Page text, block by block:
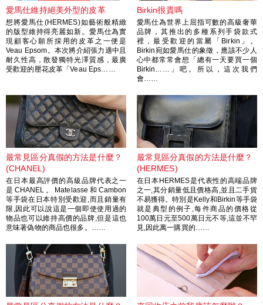
愛馬仕維持絕美外型的皮革
想將愛馬仕(HERMES)如藝術般精緻
的版型維持得亮麗如新。愛馬仕為實
現顧客心願所採用的皮革之一便是
Veau Epsom。本次將介紹張力適中且
耐久性高，散發獨特光澤質感，最廣
受歡迎的壓花皮革「Veau Eps……
Birkin很貴嗎
愛馬仕為世界上屈指可數的高級奢華
品牌，其推出的多種系列手袋款式
裡，最受歡迎的當屬「Birkin」。
Birkin宛如愛馬仕的象徵，應該不少人
心中都常常會想「總有一天要買一個
Birkin……」吧。所以，這次我們
會……
最常見區分真假的方法是什麼？
(CHANEL)
在日本最高評價的高級品牌代表之一
是CHANEL。Matelasse和Cambon
等手袋在日本特別受歡迎,而且銷量有
限,因此可以說這是一個即使使用過的
物品也可以維持高價的品牌,但是這也
意味著偽物的商品也很多。……
最常見區分真假的方法是什麼？
(HERMES)
在日本HERMES是代表性的高端品牌
之一,其分銷量低且價格高,並且二手貨
不易獲得。特別是Kelly和Birkin等手袋
就是典型的例子,每件商品的價格從
100萬日元至500萬日元不等,這並不罕
見,因此萬一購買的……